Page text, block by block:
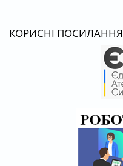
КОРИСНІ ПОСИЛАННЯ